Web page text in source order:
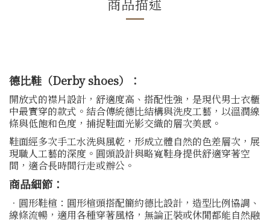
商品描述
德比鞋（Derby shoes）：
開放式的襟片設計，舒適度高、搭配性強，是現代男士衣櫃
中最實穿的款式。結合傳統德比結構與洗皮工藝，以溫潤線
條與低飽和色度，捕捉鞋面光影交織的層次美感。
鞋面經多次手工水洗與風乾，形成立體自然的色差層次，展
現職人工藝的深度。圓頭設計與略寬鞋身提供舒適穿著空
間，適合長時間行走或辦公。
商品細節：
．圓形鞋楦：圓形楦頭搭配簡約德比設計，造型比例協調、
線條流暢，適用各種穿著風格，無論正裝或休閒都能自然融